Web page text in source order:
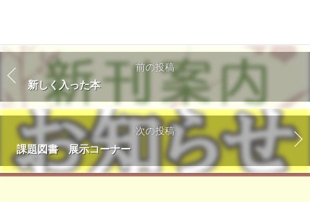
前の投稿
新しく入った本
次の投稿
課題図書 展示コーナー